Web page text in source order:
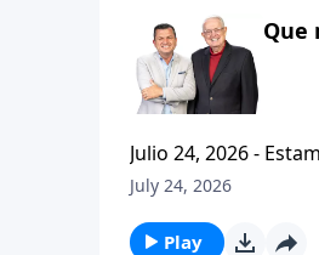
Que
Julio 24, 2026 -
tesalonicenses titulado: Cristianismo
a sus hijos
July 24, 2026
Play